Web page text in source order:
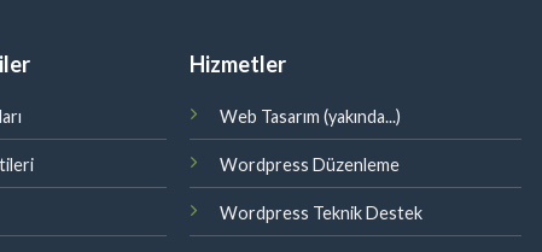
Hizmetler
Web Tasarım (yakında...)
Wordpress Düzenleme
Wordpress Teknik Destek